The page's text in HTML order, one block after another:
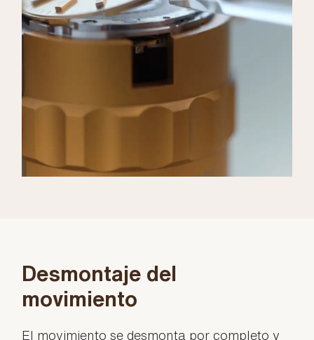
Desmontaje del
movimiento
El movimiento se desmonta por completo y